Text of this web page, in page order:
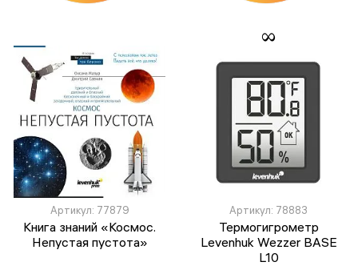
Артикул: 77879
Книга знаний «Космос.
Непустая пустота»
Артикул: 78883
Термогигрометр
Levenhuk Wezzer BASE
L10